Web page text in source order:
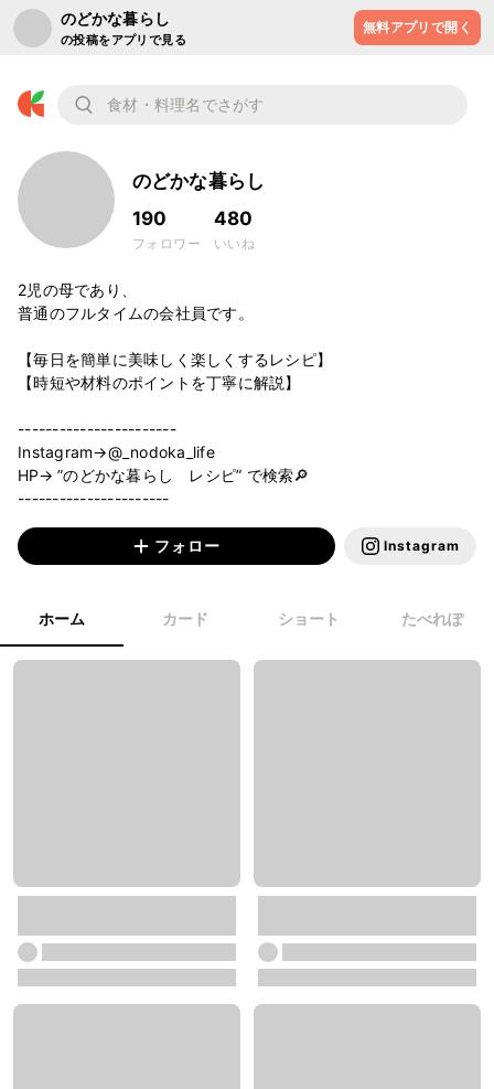
のどかな暮らし
の投稿をアプリで見る
無料アプリで開く
のどかな暮らし
190
フォロワー
480
いいね
2児の母であり、
普通のフルタイムの会社員です。
【毎日を簡単に美味しく楽しくするレシピ】
【時短や材料のポイントを丁寧に解説】
-----------------------
Instagram→@_nodoka_life
HP→ ”のどかな暮らし　レシピ” で検索🔎
----------------------
フォロー Instagram
ホーム カード ショート たべれぽ